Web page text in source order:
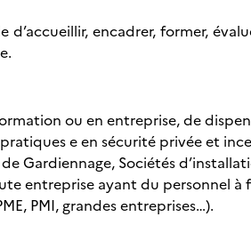
encadrer, former,
ou en entreprise, de
e en sécurité privée et
Gardiennage, Sociétés
entreprise ayant du personnel à
PMI, grandes entreprises…).